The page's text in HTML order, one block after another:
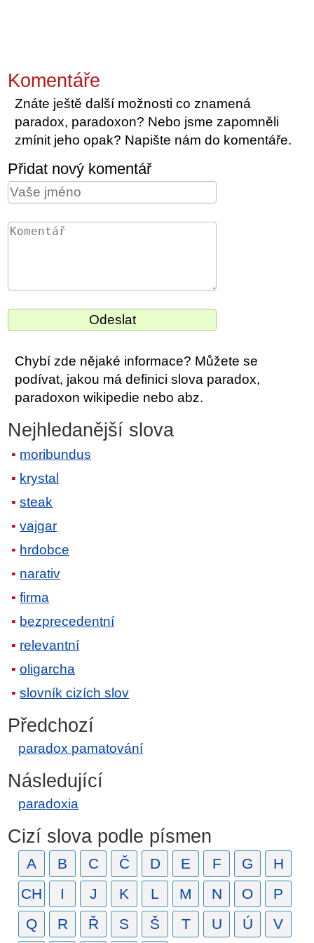
Komentáře
Znáte ještě další možnosti co znamená
paradox, paradoxon? Nebo jsme zapomněli
zmínit jeho opak? Napište nám do komentáře.
Přidat nový komentář
Chybí zde nějaké informace? Můžete se
podívat, jakou má definici slova paradox,
paradoxon wikipedie nebo abz.
Nejhledanější slova
moribundus
krystal
steak
vajgar
hrdobce
narativ
firma
bezprecedentní
relevantní
oligarcha
slovník cizích slov
Předchozí
paradox pamatování
Následující
paradoxia
Cizí slova podle písmen
A B C Č D E F G
H
CH
I J K L M N O
P
Q
R Ř S Š T U Ú V